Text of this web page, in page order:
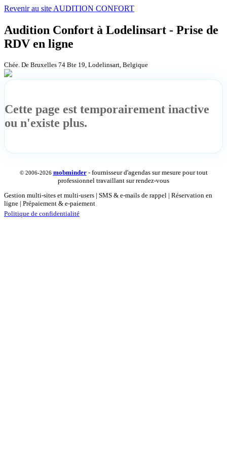
Revenir au site AUDITION CONFORT
Audition Confort à Lodelinsart - Prise de
RDV en ligne
Chée. De Bruxelles 74 Bte 19, Lodelinsart, Belgique
Cette page est temporairement inactive
ou n'existe plus.
© 2006-2026 mobminder- fournisseur d'agendas sur mesure pour tout
professionnel travaillant sur rendez-vous
Gestion multi-sites et multi-users | SMS & e-mails de rappel | Réservation en
ligne | Prépaiement & e-paiement
Politique de confidentialité